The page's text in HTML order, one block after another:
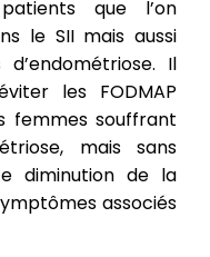
que l’on
le SII mais aussi
Il
les FODMAP
femmes souffrant
mais sans
diminution de la
associés